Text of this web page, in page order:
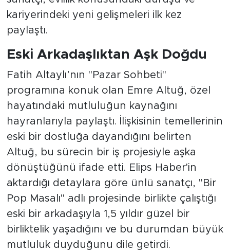
kariyerindeki yeni gelişmeleri ilk kez
paylaştı.
Eski Arkadaşlıktan Aşk Doğdu
Fatih Altaylı’nın "Pazar Sohbeti"
programına konuk olan Emre Altuğ, özel
hayatındaki mutluluğun kaynağını
hayranlarıyla paylaştı. İlişkisinin temellerinin
eski bir dostluğa dayandığını belirten
Altuğ, bu sürecin bir iş projesiyle aşka
dönüştüğünü ifade etti. Elips Haber'in
aktardığı detaylara göre ünlü sanatçı, "Bir
Pop Masalı" adlı projesinde birlikte çalıştığı
eski bir arkadaşıyla 1,5 yıldır güzel bir
birliktelik yaşadığını ve bu durumdan büyük
mutluluk duyduğunu dile getirdi.